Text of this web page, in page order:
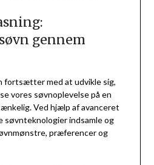
gennem
fortsætter med at udvikle sig,
vores søvnoplevelse på en
Ved hjælp af avanceret
søvnteknologier indsamle og
præferencer og